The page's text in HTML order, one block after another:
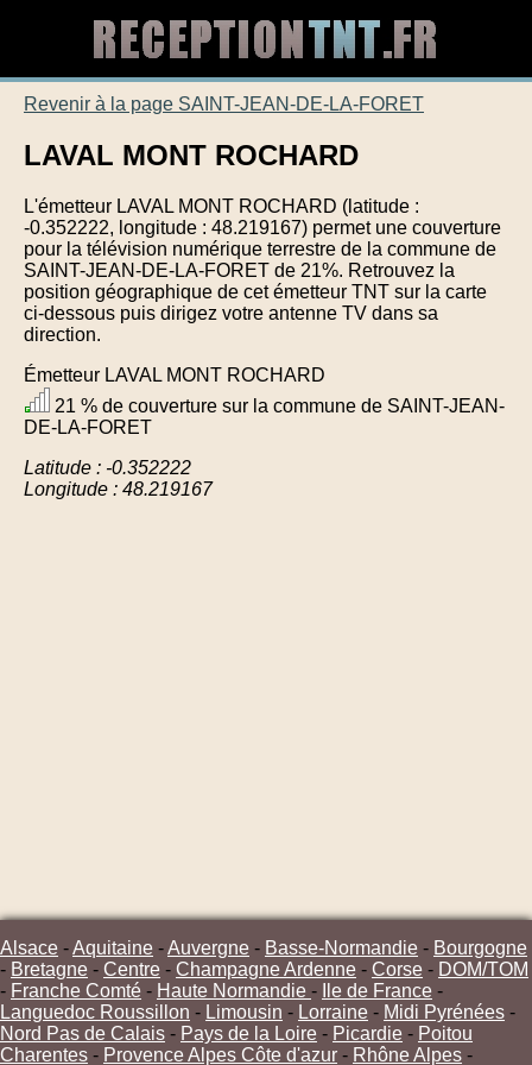
Revenir à la page SAINT-JEAN-DE-LA-FORET
LAVAL MONT ROCHARD
L'émetteur LAVAL MONT ROCHARD (latitude :
-0.352222, longitude : 48.219167) permet une couverture
pour la télévision numérique terrestre de la commune de
SAINT-JEAN-DE-LA-FORET de 21%. Retrouvez la
position géographique de cet émetteur TNT sur la carte
ci-dessous puis dirigez votre antenne TV dans sa
direction.
Émetteur LAVAL MONT ROCHARD
21 % de couverture sur la commune de SAINT-JEAN-
DE-LA-FORET
Latitude : -0.352222
Longitude : 48.219167
Alsace -Aquitaine -Auvergne - Basse-Normandie - Bourgogne
- Bretagne - Centre - Champagne Ardenne - Corse - DOM/TOM
- Franche Comté - Haute Normandie - Ile de France -
Languedoc Roussillon - Limousin - Lorraine - Midi Pyrénées -
Nord Pas de Calais - Pays de la Loire - Picardie - Poitou
Charentes - Provence Alpes Côte d'azur - Rhône Alpes -